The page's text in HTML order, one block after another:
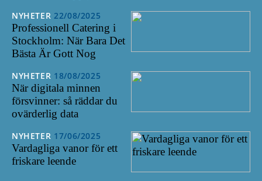
NYHETER 22/08/2025
Professionell Catering i
Stockholm: När Bara Det
Bästa Är Gott Nog
NYHETER 18/08/2025
När digitala minnen
försvinner: så räddar du
ovärderlig data
NYHETER 17/06/2025
Vardagliga vanor för ett
friskare leende